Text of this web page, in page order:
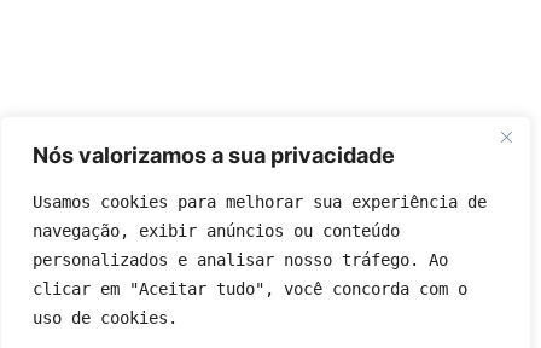
Nós valorizamos a sua privacidade
Usamos cookies para melhorar sua experiência de
navegação, exibir anúncios ou conteúdo
personalizados e analisar nosso tráfego. Ao
clicar em "Aceitar tudo", você concorda com o
uso de cookies.